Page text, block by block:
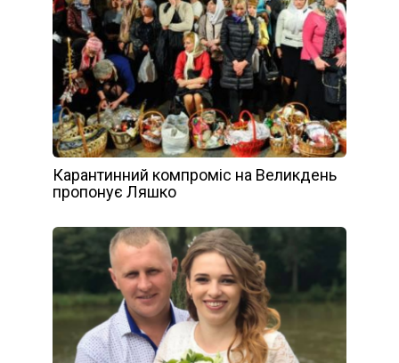
Карантинний компроміс на Великдень
пропонує Ляшко